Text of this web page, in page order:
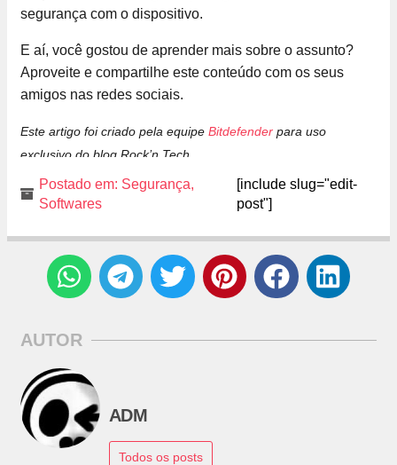
segurança com o dispositivo.
E aí, você gostou de aprender mais sobre o assunto?
Aproveite e compartilhe este conteúdo com os seus
amigos nas redes sociais.
Este artigo foi criado pela equipe Bitdefender para uso
exclusivo do blog Rock’n Tech
Postado em: Segurança,
Softwares
[include slug="edit-
post"]
AUTOR
ADM
Todos os posts